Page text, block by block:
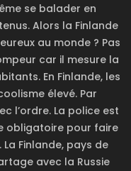
se balader en
Alors la Finlande
au monde ? Pas
car il mesure la
En Finlande, les
élevé. Par
l’ordre. La police est
obligatoire pour faire
Finlande, pays de
avec la Russie